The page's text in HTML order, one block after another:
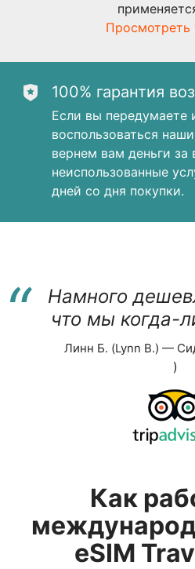
Просмотреть
“
Намного
что мы когда-
Линн Б. (Lynn B.) —
)
100% гарантия
Если вы передумаете
воспользоваться
вернем вам деньги за
неиспользованные
дней со дня покупки.
Как
eSIM